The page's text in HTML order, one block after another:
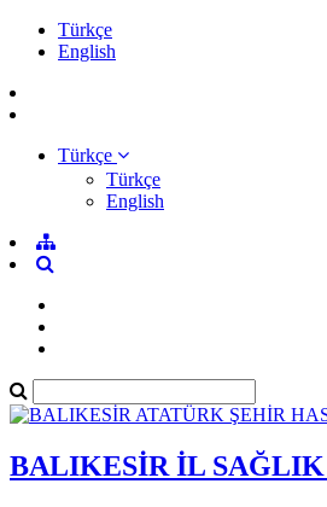
Türkçe
English
Türkçe
Türkçe
English
BALIKESİR İL